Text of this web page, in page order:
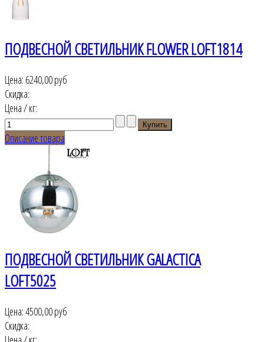
ПОДВЕСНОЙ СВЕТИЛЬНИК FLOWER LOFT1814
Цена: 6240,00 руб
Скидка:
Цена / кг:
Описание товара
ПОДВЕСНОЙ СВЕТИЛЬНИК GALACTICA
LOFT5025
Цена:4500,00 руб
Скидка: